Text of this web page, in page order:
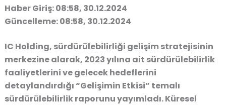
Haber Giriş: 08:58, 30.12.2024
Güncelleme: 08:58, 30.12.2024
IC Holding, sürdürülebilirliği gelişim stratejisinin
merkezine alarak, 2023 yılına ait sürdürülebilirlik
faaliyetlerini ve gelecek hedeflerini
detaylandırdığı “Gelişimin Etkisi” temalı
sürdürülebilirlik raporunu yayımladı. Küresel